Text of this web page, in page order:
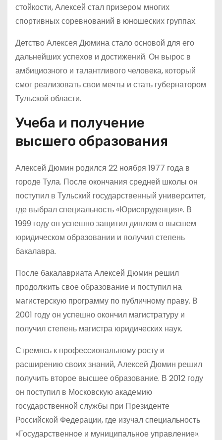
стойкости, Алексей стал призером многих
спортивных соревнований в юношеских группах.
Детство Алексея Дюмина стало основой для его
дальнейших успехов и достижений. Он вырос в
амбициозного и талантливого человека, который
смог реализовать свои мечты и стать губернатором
Тульской области.
Учеба и получение
высшего образования
Алексей Дюмин родился 22 ноября 1977 года в
городе Тула. После окончания средней школы он
поступил в Тульский государственный университет,
где выбрал специальность «Юриспруденция». В
1999 году он успешно защитил диплом о высшем
юридическом образовании и получил степень
бакалавра.
После бакалавриата Алексей Дюмин решил
продолжить свое образование и поступил на
магистерскую программу по публичному праву. В
2001 году он успешно окончил магистратуру и
получил степень магистра юридических наук.
Стремясь к профессиональному росту и
расширению своих знаний, Алексей Дюмин решил
получить второе высшее образование. В 2012 году
он поступил в Московскую академию
государственной службы при Президенте
Российской Федерации, где изучал специальность
«Государственное и муниципальное управление».